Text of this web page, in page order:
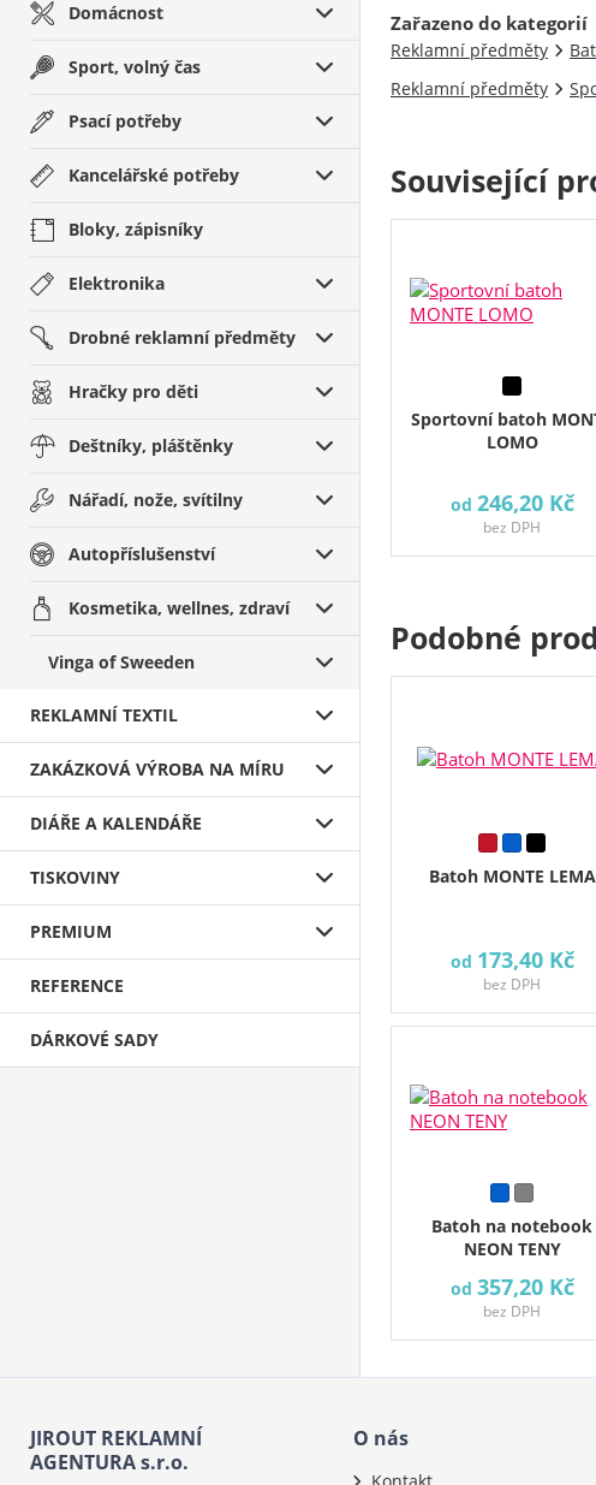
Domácnost
Sport, volný čas
Psací potřeby
Kancelářské potřeby
Bloky, zápisníky
Elektronika
Drobné reklamní předměty
Hračky pro děti
Deštníky, pláštěnky
Nářadí, nože, svítilny
Autopříslušenství
Kosmetika, wellnes, zdraví
Vinga of Sweeden
REKLAMNÍ TEXTIL
ZAKÁZKOVÁ VÝROBA NA MÍRU
DIÁŘE A KALENDÁŘE
TISKOVINY
PREMIUM
REFERENCE
DÁRKOVÉ SADY
Zařazeno do kategorií
Reklamní předměty
Reklamní předměty
Související
Sportovní batoh
LOMO
od 246,20 Kč
bez DPH
Podobné
Batoh MONTE LEMA
od 173,40 Kč
bez DPH
Batoh na notebook
NEON TENY
od 357,20 Kč
bez DPH
JIROUT REKLAMNÍ
AGENTURA s.r.o.
O nás